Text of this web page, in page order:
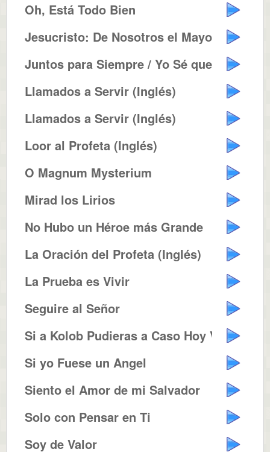
Oh, Está Todo Bien
Jesucristo: De Nosotros el Mayor
Juntos para Siempre / Yo Sé que...
Llamados a Servir (Inglés)
Llamados a Servir (Inglés)
Loor al Profeta (Inglés)
O Magnum Mysterium
Mirad los Lirios
No Hubo un Héroe más Grande
La Oración del Profeta (Inglés)
La Prueba es Vivir
Seguire al Señor
Si a Kolob Pudieras a Caso Hoy V...
Si yo Fuese un Angel
Siento el Amor de mi Salvador
Solo con Pensar en Ti
Soy de Valor